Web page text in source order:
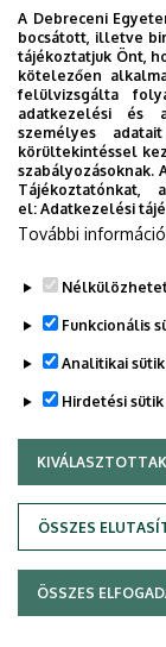
Külső
Dolgozói
DE
A Debreceni
bocsátott, illetve
tájékoztatjuk Önt,
kötelezően
felülvizsgálta
adatkezelési és
személyes
körültekintéssel
szabályozásoknak.
el: Adatkezelési
További
Funkcionális
Analitikai sütik
Hirdetési sütik
ÖSSZES
WITHDRAW
ÖSSZES